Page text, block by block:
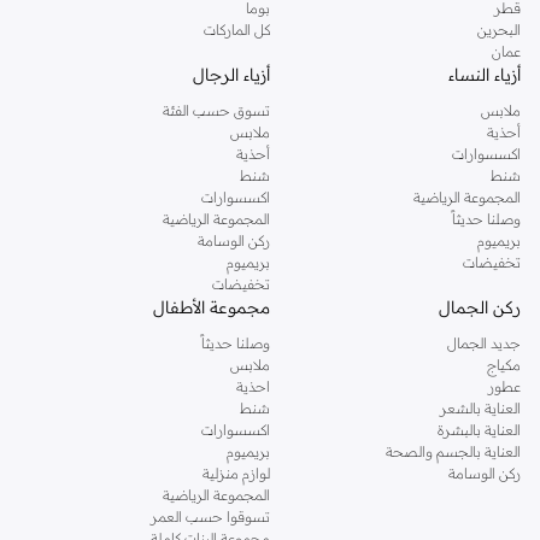
قطر
البحرين
عمان
بوما
كل الماركات
أزياء النساء
ملابس
أحذية
اكسسوارات
شنط
المجموعة الرياضية
وصلنا حديثاً
بريميوم
تخفيضات
أزياء الرجال
تسوق حسب الفئة
ملابس
أحذية
شنط
اكسسوارات
المجموعة الرياضية
ركن الوسامة
بريميوم
تخفيضات
ركن الجمال
جديد الجمال
مكياج
عطور
العناية بالشعر
العناية بالبشرة
العناية بالجسم والصحة
ركن الوسامة
مجموعة الأطفال
وصلنا حديثاً
ملابس
احذية
شنط
اكسسوارات
بريميوم
لوازم منزلية
المجموعة الرياضية
تسوقوا حسب العمر